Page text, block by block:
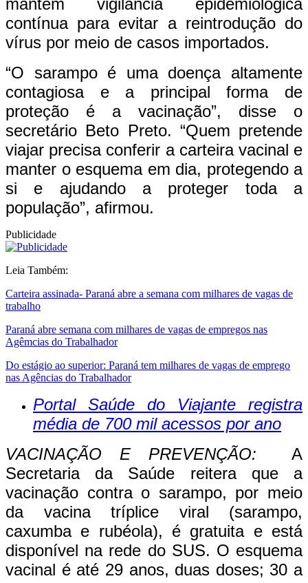
contínua para evitar a reintrodução do
vírus por meio de casos importados.
“O sarampo é uma doença altamente
contagiosa e a principal forma de
proteção é a vacinação”, disse o
secretário Beto Preto. “Quem pretende
viajar precisa conferir a carteira vacinal e
manter o esquema em dia, protegendo a
si e ajudando a proteger toda a
população”, afirmou.
Publicidade
Leia Também:
Carteira assinada- Paraná abre a semana com milhares de vagas de
trabalho
Paraná abre semana com milhares de vagas de empregos nas
Agêmcias do Trabalhador
Do estágio ao superior: Paraná tem milhares de vagas de emprego
nas Agências do Trabalhador
Portal Saúde do Viajante registra
média de 700 mil acessos por ano
VACINAÇÃO E PREVENÇÃO: A
Secretaria da Saúde reitera que a
vacinação contra o sarampo, por meio
da vacina tríplice viral (sarampo,
caxumba e rubéola), é gratuita e está
disponível na rede do SUS. O esquema
vacinal é até 29 anos, duas doses; 30 a